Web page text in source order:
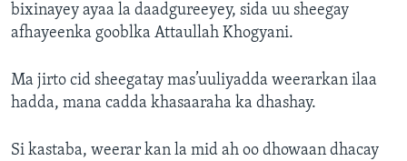
bixinayey ayaa la daadgureeyey, sida uu sheegay
afhayeenka gooblka Attaullah Khogyani.
Ma jirto cid sheegatay mas’uuliyadda weerarkan ilaa
hadda, mana cadda khasaaraha ka dhashay.
Si kastaba, weerar kan la mid ah oo dhowaan dhacay